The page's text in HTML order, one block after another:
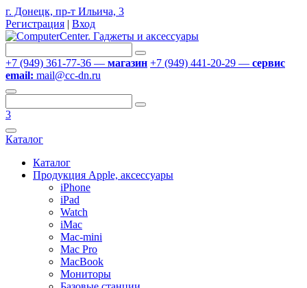
г. Донецк, пр-т Ильича, 3
Регистрация | Вход
+7 (949) 361-77-36 — магазин +7 (949) 441-20-29 — сервис
email: mail@cc-dn.ru
3
Каталог
Каталог
Продукция Apple, аксессуары
iPhone
iPad
Watch
iMac
Mac-mini
Mac Pro
MacBook
Мониторы